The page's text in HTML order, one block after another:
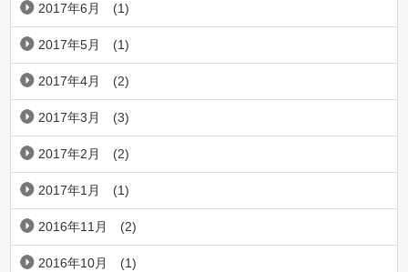
2017年6月 (1)
2017年5月 (1)
2017年4月 (2)
2017年3月 (3)
2017年2月 (2)
2017年1月 (1)
2016年11月 (2)
2016年10月 (1)